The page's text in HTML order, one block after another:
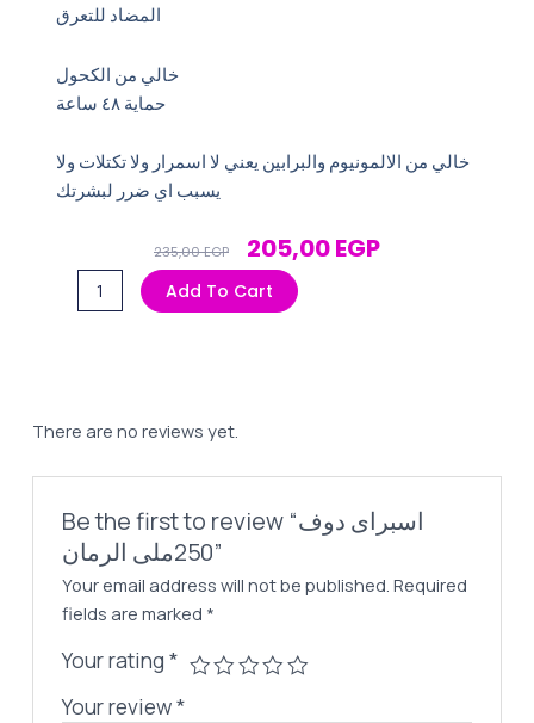
المضاد للتعرق
خالي من الكحول
حماية ٤٨ ساعة
خالي من الالمونيوم والبرابين يعني لا اسمرار ولا تكتلات ولا
يسبب اي ضرر لبشرتك
235,00EGP Original
Price
Was:
205,00EGPCurrent
Add To Cart
There are no reviews yet.
Be the first to review “اسبراى دوف
250ملى الرمان”
Your email address will not be published. Required
fields are marked *
Your rating*
Your review*